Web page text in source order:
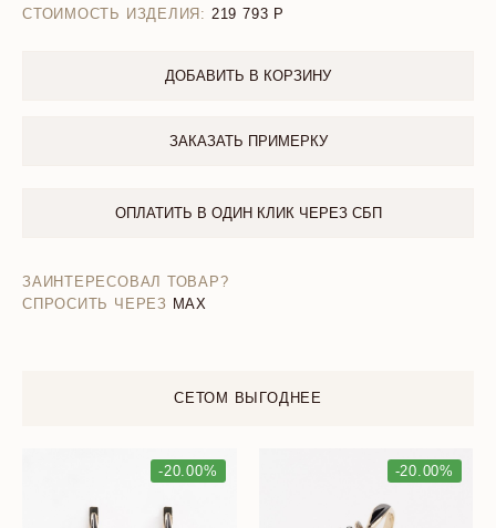
СТОИМОСТЬ ИЗДЕЛИЯ: 219 793
ДОБАВИТЬ В КОРЗИНУ
ЗАКАЗАТЬ ПРИМЕРКУ
ОПЛАТИТЬ В ОДИН КЛИК ЧЕРЕЗ СБП
ЗАИНТЕРЕСОВАЛ ТОВАР?
СПРОСИТЬ ЧЕРЕЗ MAX
СЕТОМ ВЫГОДНЕЕ
-20.00% -20.00%